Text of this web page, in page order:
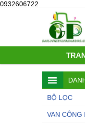
0932606722
BỘ LỌC
VAN CÔNG